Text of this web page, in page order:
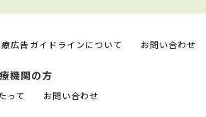
広告ガイドラインについて お問い合わせ
機関の方
って お問い合わせ